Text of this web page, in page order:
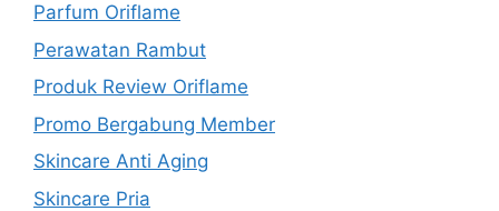
Parfum Oriflame
Perawatan Rambut
Produk Review Oriflame
Promo Bergabung Member
Skincare Anti Aging
Skincare Pria